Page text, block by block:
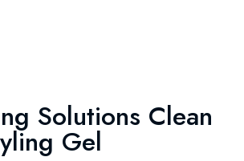
Solutions Clean
Gel